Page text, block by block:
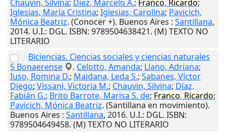
Chauvin, Silvina; Diez, Marcelo A.; Franco, Ricardo;
Iglesias, María Cristina; Iglesias, Carolina; Pavicich,
Mónica Beatriz. (Conocer +). Buenos Aires : Santillana,
2014. U.I.: DGL. ISBN: 9789504638421. (M) TEXTO NO
LITERARIO
Biciencias. Ciencias sociales y ciencias naturales
5 Bonaerense
. Celotto, Amanda; Llano, Adriana;
Iuso, Romina D.; Maidana, Leda S.; Sabanes, Víctor
Diego; Vissani, Victoria M.; Chauvin, Silvina; Díaz,
Fabián G.; Brito Barrote, Marisa S. de; Franco, Ricardo;
Pavicich, Mónica Beatriz. (Santillana en movimiento).
Buenos Aires : Santillana, 2016. U.I.: DGL. ISBN:
9789504649458. (M) TEXTO NO LITERARIO